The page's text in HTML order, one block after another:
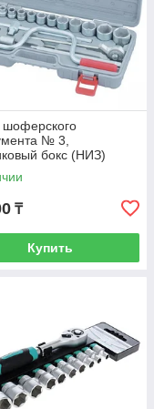
№ 3,
бокс (НИЗ)
₸
Купить